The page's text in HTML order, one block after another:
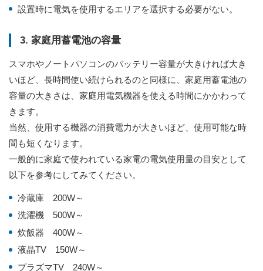
設置時に電気を使用するエリアを選択する必要がない。
3. 家庭用蓄電池の容量
スマホやノートパソコンのバッテリー容量が大きければ大き
いほど、長時間使い続けられるのと同様に、家庭用蓄電池の
容量の大きさは、家庭用電気機器を使える時間にかかわって
きます。
当然、使用する機器の消費電力が大きいほど、使用可能な時
間も短くなります。
一般的に家庭で使われている家電の電気使用量の目安として
以下を参考にしてみてください。
冷蔵庫 200W～
洗濯機 500W～
炊飯器 400W～
液晶TV 150W～
プラズマTV 240W～